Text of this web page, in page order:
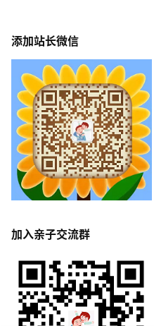
添加站长微信
加入亲子交流群